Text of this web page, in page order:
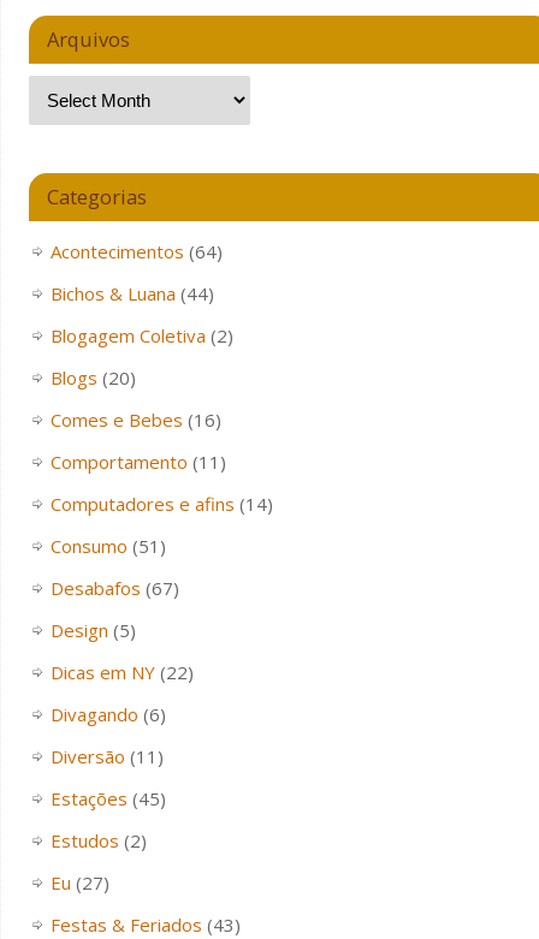
Arquivos
Categorias
Acontecimentos (64)
Bichos & Luana (44)
Blogagem Coletiva (2)
Blogs (20)
Comes e Bebes (16)
Comportamento (11)
Computadores e afins (14)
Consumo (51)
Desabafos (67)
Design (5)
Dicas em NY(22)
Divagando (6)
Diversão (11)
Estações (45)
Estudos (2)
Eu (27)
Festas & Feriados (43)